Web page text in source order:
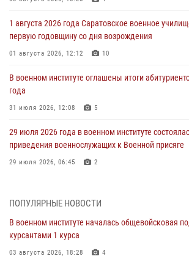
1 августа 2026 года Саратовское военное
первую годовщину со дня возрождения
01 августа 2026, 12:12 10
В военном институте оглашены итоги
года
31 июля 2026, 12:08 5
29 июля 2026 года в военном институте
приведения военнослужащих к Военной присяге
29 июля 2026, 06:45 2
экзамен по вождению
28 июля 2026 года в военном институте
праздничный молебен
ПОПУЛЯРНЫЕ НОВОСТИ
В военном институте началась общевойсковая
курсантами 1 курса
03 августа 2026, 18:28 4